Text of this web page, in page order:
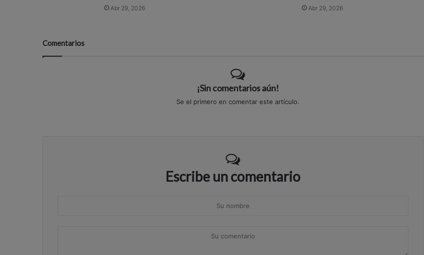
Abr 29, 2026 Abr 29, 2026
Comentarios
¡Sin comentarios aún!
Se el primero en comentar este artículo.
Escribe un comentario